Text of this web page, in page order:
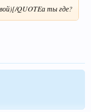
QUOTEа ты где?